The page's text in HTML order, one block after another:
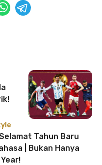
Tahun Baru
| Bukan Hanya